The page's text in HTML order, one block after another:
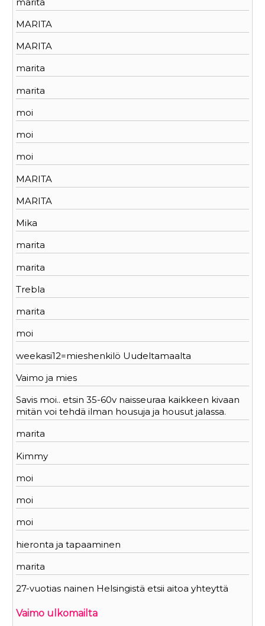
MARITA
MARITA
marita
marita
moi
moi
moi
MARITA
MARITA
Mika
marita
marita
Trebla
marita
moi
weekasi12=mieshenkilö Uudeltamaalta
Vaimo ja mies
Savis moi.. etsin 35-60v naisseuraa kaikkeen kivaan
mitän voi tehdä ilman housuja ja housut jalassa.
marita
Kimmy
moi
moi
moi
hieronta ja tapaaminen
marita
27-vuotias nainen Helsingistä etsii aitoa yhteyttä
Vaimo ulkomailta